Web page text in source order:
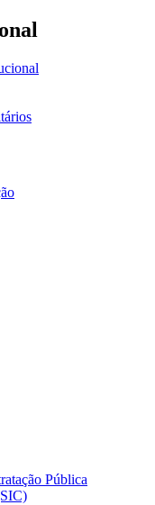
Pública